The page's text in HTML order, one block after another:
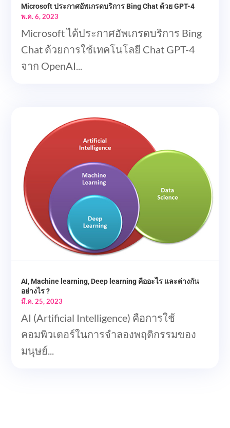
Microsoft ประกาศอัพเกรดบริการ Bing Chat ด้วย GPT-4
พ.ค. 6, 2023
Microsoft ได้ประกาศอัพเกรดบริการ Bing
Chat ด้วยการใช้เทคโนโลยี Chat GPT-4
จาก OpenAI...
AI, Machine learning, Deep learning คืออะไร และต่างกัน
อย่างไร ?
มี.ค. 25, 2023
AI (Artificial Intelligence) คือการใช้
คอมพิวเตอร์ในการจำลองพฤติกรรมของ
มนุษย์...